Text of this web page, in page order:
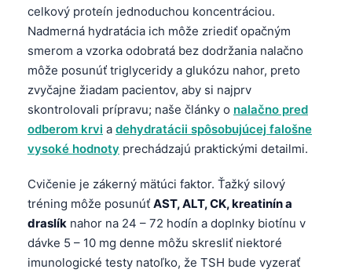
celkový proteín jednoduchou koncentráciou.
Nadmerná hydratácia ich môže zriediť opačným
smerom a vzorka odobratá bez dodržania nalačno
môže posunúť triglyceridy a glukózu nahor, preto
zvyčajne žiadam pacientov, aby si najprv
skontrolovali prípravu; naše články o nalačno pred
odberom krvi a dehydratácii spôsobujúcej falošne
vysoké hodnoty prechádzajú praktickými detailmi.
Cvičenie je zákerný mätúci faktor. Ťažký silový
tréning môže posunúť AST, ALT, CK, kreatinín a
draslík nahor na 24 – 72 hodín a doplnky biotínu v
dávke 5 – 10 mg denne môžu skresliť niektoré
imunologické testy natoľko, že TSH bude vyzerať